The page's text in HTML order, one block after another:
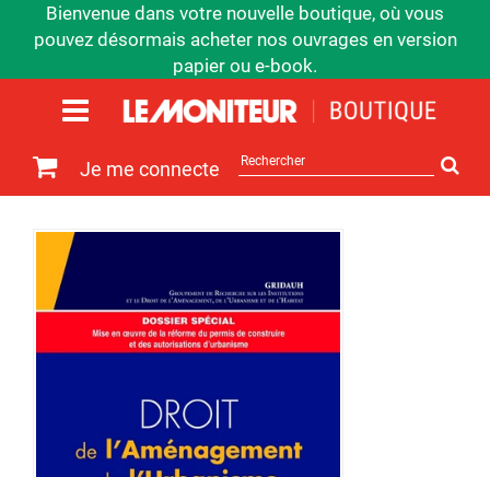
Bienvenue dans votre nouvelle boutique, où vous
pouvez désormais acheter nos ouvrages en version
papier ou e-book.
Je me connecte
sur
le